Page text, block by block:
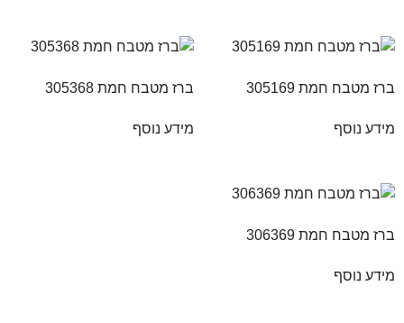
ברז מטבח חמת 305169
מידע נוסף
ברז מטבח חמת 305368
מידע נוסף
ברז מטבח חמת 306369
מידע נוסף